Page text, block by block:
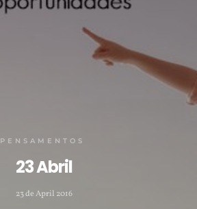
PENSAMENTOS
23 Abril
23 de April 2016